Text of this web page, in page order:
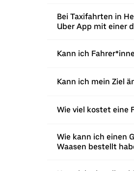
Bei Taxifahrten in
Uber App mit einer
Kann ich
Kann ich mein Ziel
Wie viel kostet eine
Wie kann ich einen
Waasen bestellt